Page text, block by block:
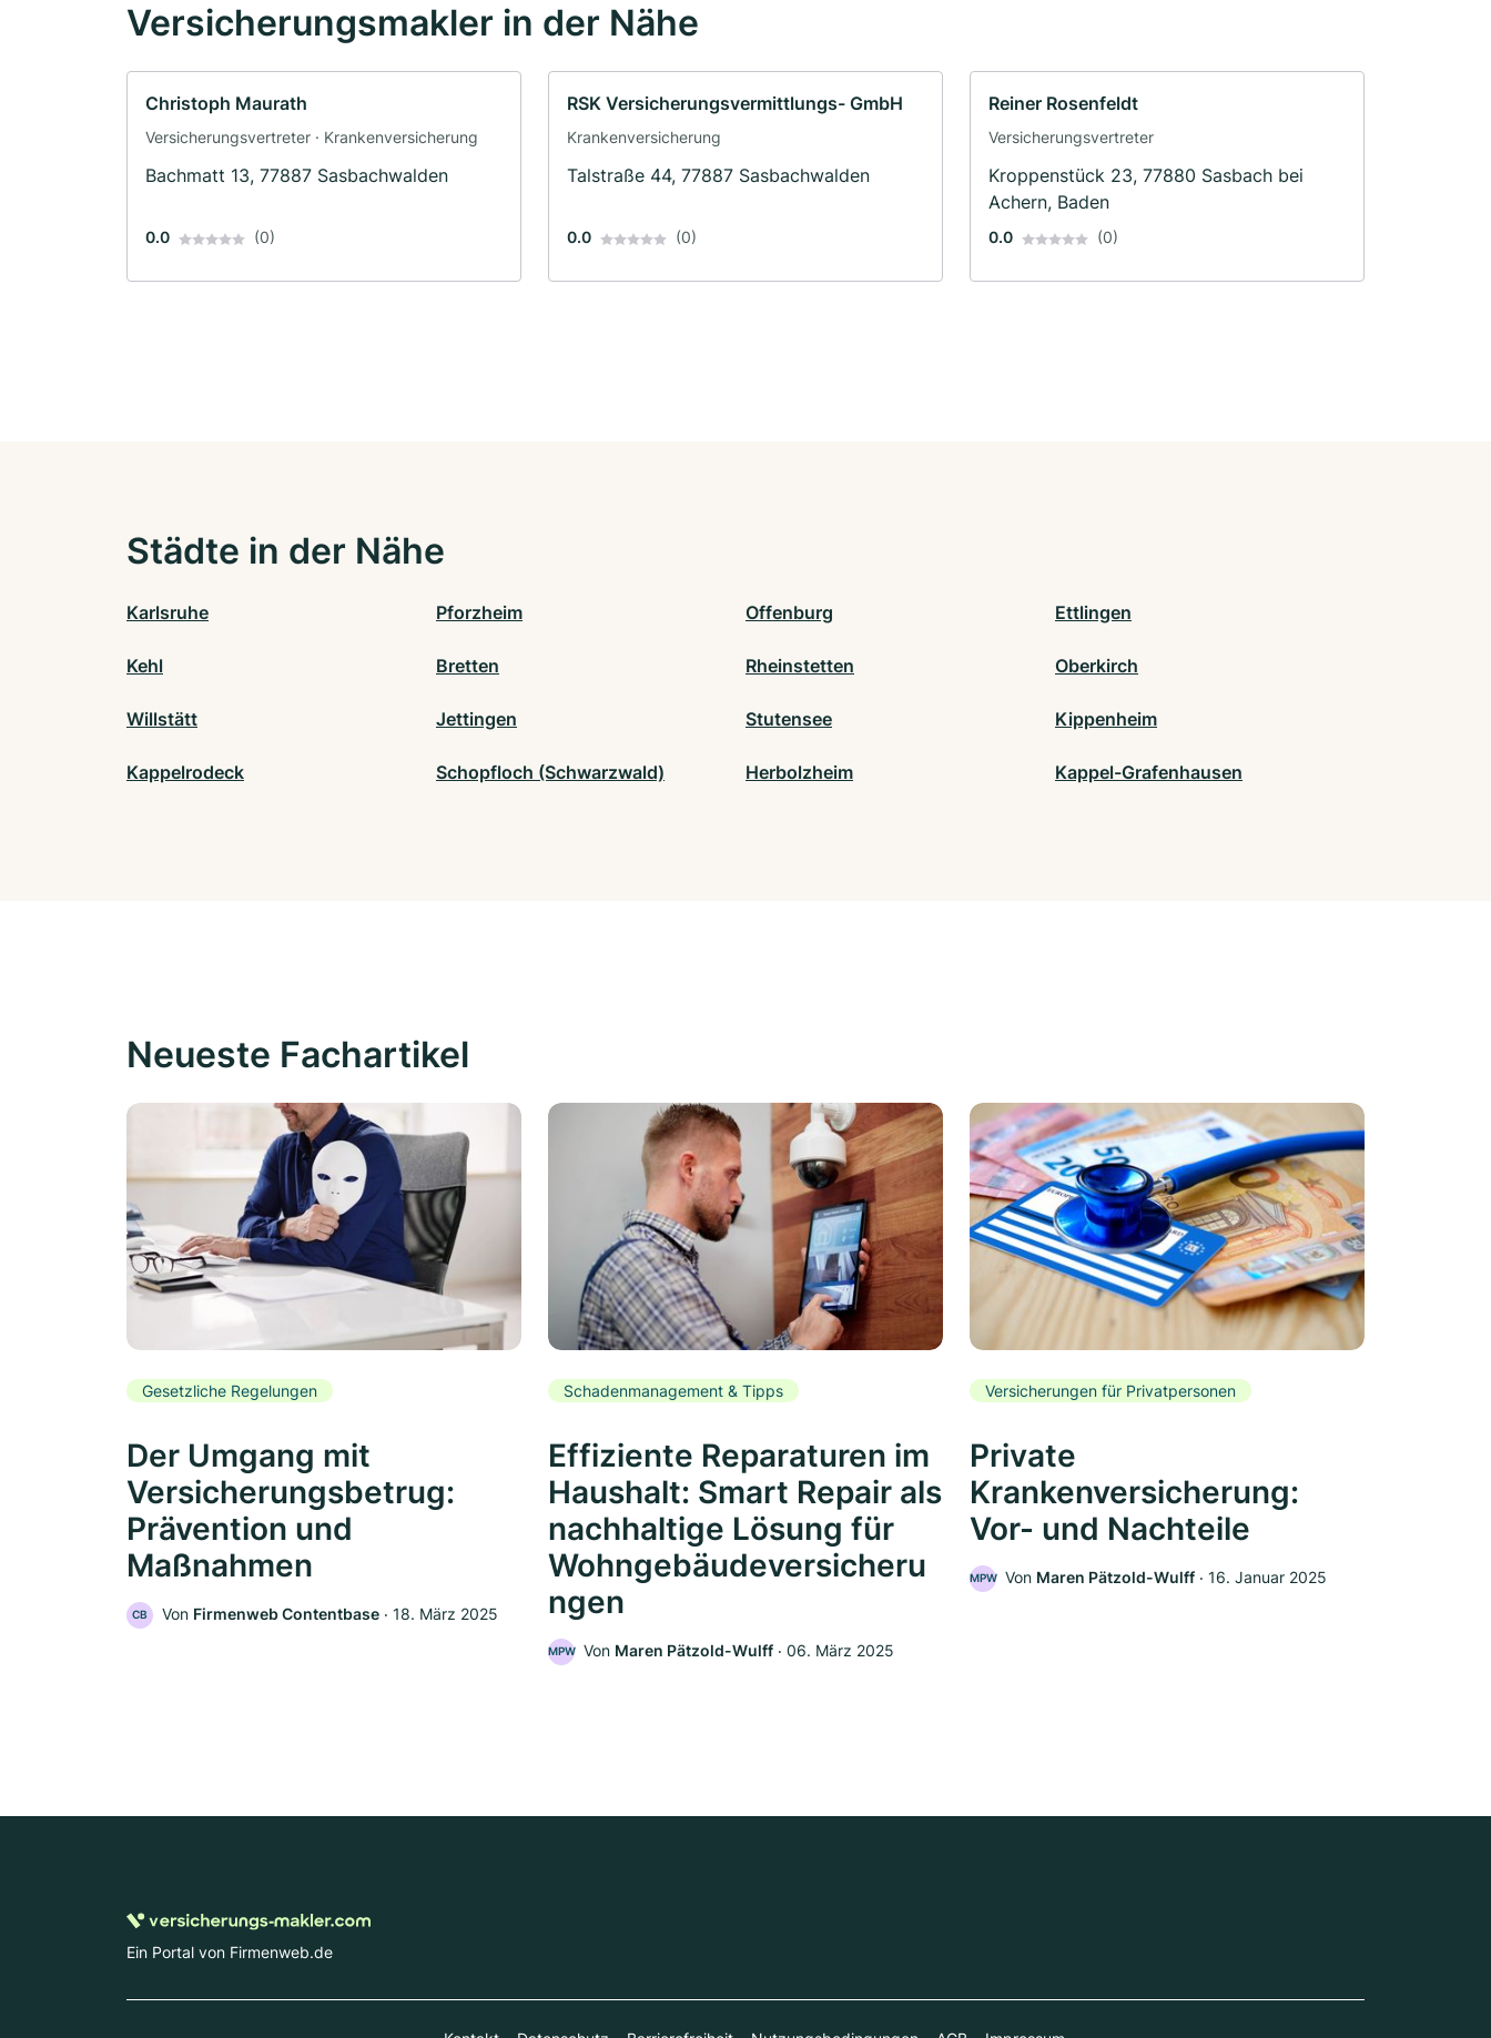
Versicherungsmakler in der Nähe
Christoph Maurath
Versicherungsvertreter · Krankenversicherung
Bachmatt 13, 77887 Sasbachwalden
0.0 (0)
RSK Versicherungsvermittlungs- GmbH
Krankenversicherung
Talstraße 44, 77887 Sasbachwalden
0.0 (0)
Reiner Rosenfeldt
Versicherungsvertreter
Kroppenstück 23, 77880 Sasbach bei
Achern, Baden
0.0 (0)
Städte in der Nähe
Karlsruhe Pforzheim Offenburg Ettlingen
Kehl Bretten Rheinstetten Oberkirch
Willstätt Jettingen Stutensee Kippenheim
Kappelrodeck Schopfloch (Schwarzwald) Herbolzheim Kappel-Grafenhausen
Neueste Fachartikel
Gesetzliche Regelungen
Der Umgang mit
Versicherungsbetrug:
Prävention und
Maßnahmen
CB Von Firmenweb Contentbase ‧ 18. März 2025
Schadenmanagement & Tipps
Effiziente Reparaturen im
Haushalt: Smart Repair als
nachhaltige Lösung für
Wohngebäudeversicheru
ngen
MPW Von Maren Pätzold-Wulff ‧ 06. März 2025
Versicherungen für Privatpersonen
Private
Krankenversicherung:
Vor- und Nachteile
MPW Von Maren Pätzold-Wulff ‧ 16. Januar 2025
Ein Portal von Firmenweb.de